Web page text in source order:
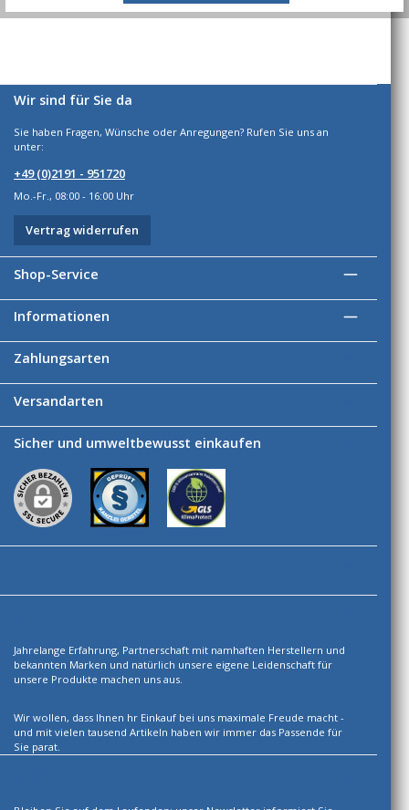
Wir sind für Sie da
Sie haben Fragen, Wünsche oder Anregungen? Rufen Sie uns an
unter:
+49 (0)2191 - 951720
Mo.-Fr., 08:00 - 16:00 Uhr
Vertrag widerrufen
Shop-Service
Informationen
Zahlungsarten
Versandarten
Sicher und umweltbewusst einkaufen
Jahrelange Erfahrung, Partnerschaft mit namhaften Herstellern und
bekannten Marken und natürlich unsere eigene Leidenschaft für
unsere Produkte machen uns aus.
Wir wollen, dass Ihnen hr Einkauf bei uns maximale Freude macht -
und mit vielen tausend Artikeln haben wir immer das Passende für
Sie parat.